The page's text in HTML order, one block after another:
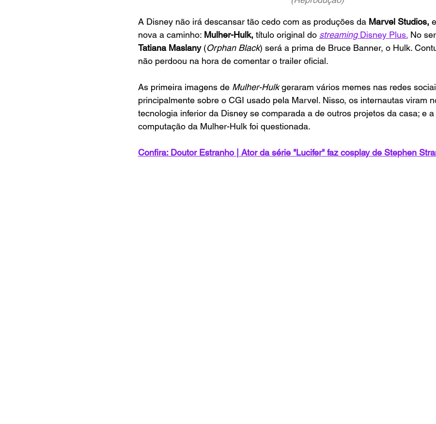
A Disney não irá descansar tão cedo com as produções da Marvel Studios,
nova a caminho: Mulher-Hulk, título original do streaming Disney Plus. No
Tatiana Maslany (Orphan Black) será a prima de Bruce Banner, o Hulk.
não perdoou na hora de comentar o trailer oficial.
As primeira imagens de Mulher-Hulk geraram vários memes nas redes
principalmente sobre o CGI usado pela Marvel. Nisso, os internautas viram
tecnologia inferior da Disney se comparada a de outros projetos da casa; e
computação da Mulher-Hulk foi questionada.
Confira: Doutor Estranho | Ator da série "Lucifer" faz cosplay de Stephen